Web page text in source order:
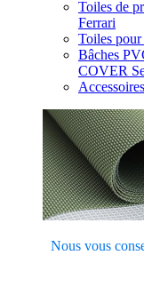
Toiles de
Ferrari
Toiles
Bâches
COVER
Nous vous